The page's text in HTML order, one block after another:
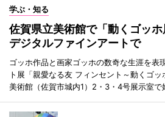
学ぶ・知る
佐賀県立美術館で「動くゴッ
デジタルファインアートで
ゴッホ作品と画家ゴッホの数奇な生涯を表
ト展「親愛なる友 フィンセント～動くゴ
美術館（佐賀市城内1）2・3・4号展示室で